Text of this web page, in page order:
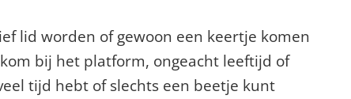
lid worden of gewoon een keertje komen
bij het platform, ongeacht leeftijd of
tijd hebt of slechts een beetje kunt